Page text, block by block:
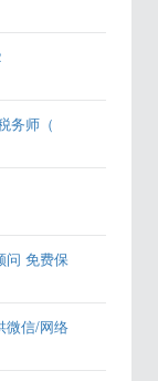
务师（
问 免费保
微信/网络